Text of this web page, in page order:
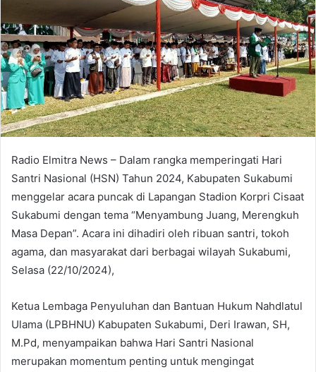
Radio Elmitra News – Dalam rangka memperingati Hari
Santri Nasional (HSN) Tahun 2024, Kabupaten Sukabumi
menggelar acara puncak di Lapangan Stadion Korpri Cisaat
Sukabumi dengan tema “Menyambung Juang, Merengkuh
Masa Depan”. Acara ini dihadiri oleh ribuan santri, tokoh
agama, dan masyarakat dari berbagai wilayah Sukabumi,
Selasa (22/10/2024),
Ketua Lembaga Penyuluhan dan Bantuan Hukum Nahdlatul
Ulama (LPBHNU) Kabupaten Sukabumi, Deri Irawan, SH,
M.Pd, menyampaikan bahwa Hari Santri Nasional
merupakan momentum penting untuk mengingat